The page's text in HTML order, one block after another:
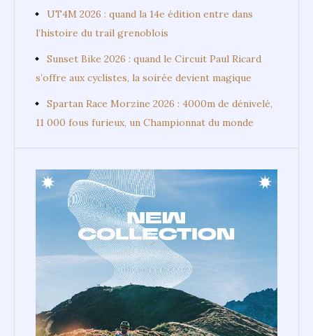
UT4M 2026 : quand la 14e édition entre dans
l’histoire du trail grenoblois
Sunset Bike 2026 : quand le Circuit Paul Ricard
s’offre aux cyclistes, la soirée devient magique
Spartan Race Morzine 2026 : 4000m de dénivelé,
11 000 fous furieux, un Championnat du monde